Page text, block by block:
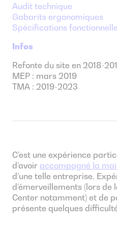
Audit technique
Gabarits ergonomiques
Spécifications
Infos
Refonte du site en 2018-
MEP : mars 2019
TMA : 2019-2023
C’est une expérience
d’avoir accompagné la
d’une telle entreprise.
d’émerveillements (lors de
Center notamment) et de
présente quelques